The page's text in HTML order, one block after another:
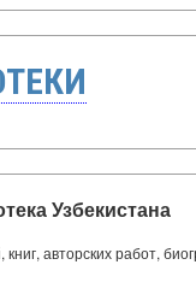
Узбекистана
авторских работ,